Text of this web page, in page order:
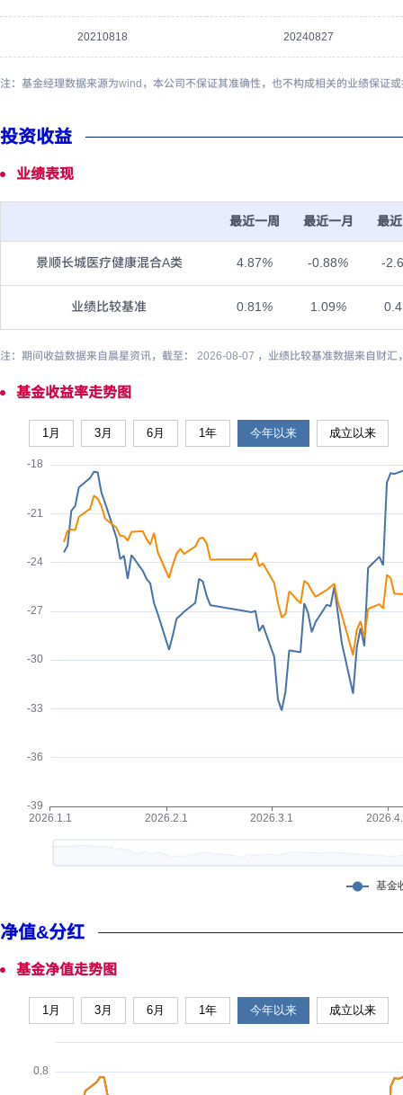
20210818 20240827
注：基金经理数据来源为wind，本公司不保证其准确性，也不构成相关的业绩保证
投资收益
业绩表现
最近一周 最近一月 最
景顺长城医疗健康混合A类 4.87% -0.88% -
业绩比较基准 0.81 % 1.09%
注：期间收益数据来自晨星资讯，截至： 2026-08-07 ，业绩比较基准数据来自财
基金收益率走势图
1月 3月 6月 1年 今年以来 成立以来
净值&分红
基金净值走势图
1月 3月 6月 1年 今年以来 成立以来